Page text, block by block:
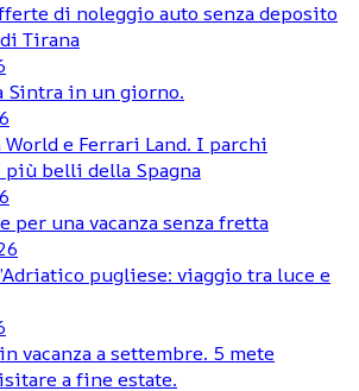
di noleggio auto senza deposito
Tirana
Sintra in un giorno.
e Ferrari Land. I parchi
belli della Spagna
per una vacanza senza fretta
pugliese: viaggio tra luce e
vacanza a settembre. 5 mete
a fine estate.